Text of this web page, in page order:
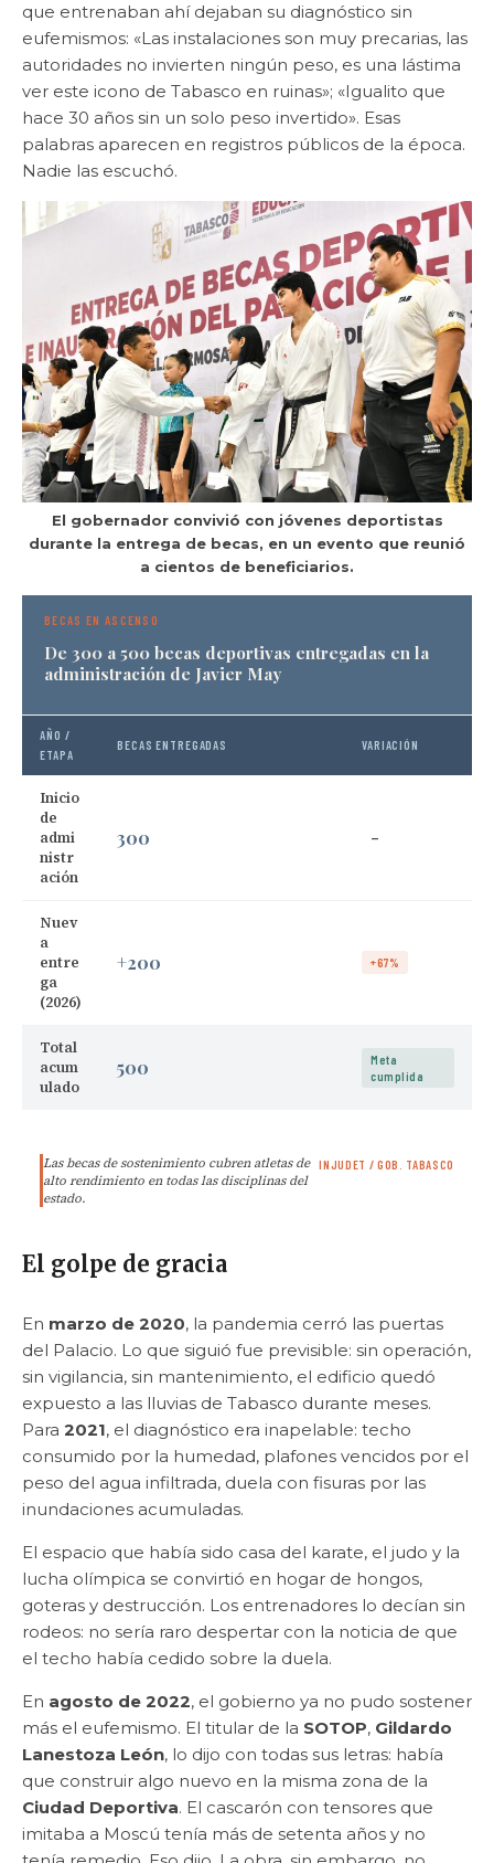
que entrenaban ahí dejaban su diagnóstico sin
eufemismos: «Las instalaciones son muy precarias, las
autoridades no invierten ningún peso, es una lástima
ver este icono de Tabasco en ruinas»; «Igualito que
hace 30 años sin un solo peso invertido». Esas
palabras aparecen en registros públicos de la época.
Nadie las escuchó.
El gobernador convivió con jóvenes deportistas
durante la entrega de becas, en un evento que reunió
a cientos de beneficiarios.
BECAS EN ASCENSO
De 300 a 500 becas deportivas entregadas en la
administración de Javier May
AÑO /
ETAPA
BECAS ENTREGADAS VARIACIÓN
Inicio
de
admi
nistr
ación
300 —
Nuev
a
entre
ga
(2026)
+200 +67%
Total
acum
ulado
500
Meta
cumplida
Las becas de sostenimiento cubren atletas de
alto rendimiento en todas las disciplinas del
estado.
INJUDET / GOB. TABASCO
El golpe de gracia
En marzo de 2020, la pandemia cerró las puertas
del Palacio. Lo que siguió fue previsible: sin operación,
sin vigilancia, sin mantenimiento, el edificio quedó
expuesto a las lluvias de Tabasco durante meses.
Para 2021, el diagnóstico era inapelable: techo
consumido por la humedad, plafones vencidos por el
peso del agua infiltrada, duela con fisuras por las
inundaciones acumuladas.
El espacio que había sido casa del karate, el judo y la
lucha olímpica se convirtió en hogar de hongos,
goteras y destrucción. Los entrenadores lo decían sin
rodeos: no sería raro despertar con la noticia de que
el techo había cedido sobre la duela.
En agosto de 2022, el gobierno ya no pudo sostener
más el eufemismo. El titular de la SOTOP, Gildardo
Lanestoza León, lo dijo con todas sus letras: había
que construir algo nuevo en la misma zona de la
Ciudad Deportiva. El cascarón con tensores que
imitaba a Moscú tenía más de setenta años y no